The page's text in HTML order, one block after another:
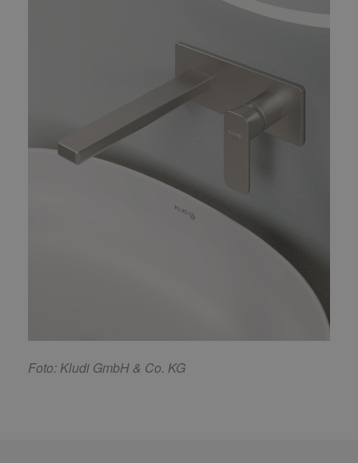
Foto: Kludi GmbH & Co. KG